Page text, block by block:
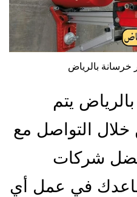
بالرياض
يتم
خلال التواصل مع
شركات
في عمل أي